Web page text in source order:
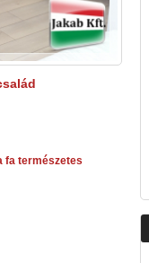
fa természetes